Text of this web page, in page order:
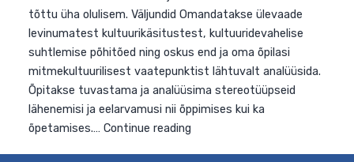
õpikäsitusega, mängitakse praktiliselt läbi olulisimad
õpiringis kasutatavad meetodid ning kujunetakse läbi
oma kogemuste reflekteerimise pädevamaks
professionaaliks, andes oma õpilastele eeskuju
elukestvas õppes. Väljundid Õpetaja hakkab senisest
enam teadvustama ja väärtustama kollegiaalset
koostööd. Ta on läbi proovinud ja analüüsinud
Continue readingÕpiringi